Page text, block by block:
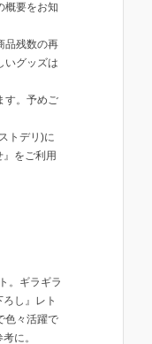
概要をお知
品残数の再
いグッズは
す。予めご
トデリ)に
をご利用
。ギラギラ
し』レト
色々活躍で
に。